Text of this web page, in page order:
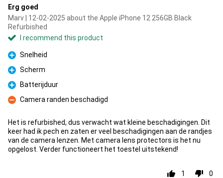
Erg goed
Marv | 12-02-2025 about the Apple iPhone 12 256GB Black
Refurbished
I recommend this product
Pro
Snelheid
Pro
Scherm
Pro
Batterijduur
Con
Camera randen beschadigd
Het is refurbished, dus verwacht wat kleine beschadigingen. Dit
keer had ik pech en zaten er veel beschadigingen aan de randjes
van de camera lenzen. Met camera lens protectors is het nu
opgelost. Verder functioneert het toestel uitstekend!
1 0